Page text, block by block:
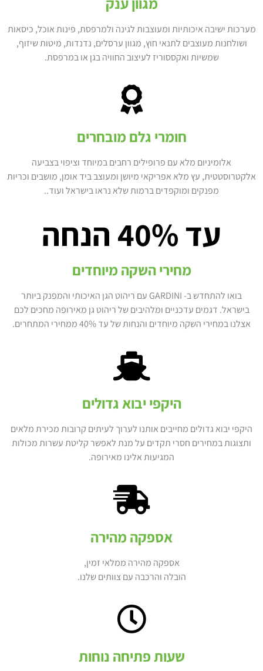
מערכות ישיבה איכותיות ומעוצבות לגינה ולמרפסת, פינות אוכל, כיסאות
ושולחנות מעוצבים לתנאי חוץ, מגוון ערסלים, נדנדות, מיטות שיזוף,
שמשיות ואקססוריז לעיצוב החוויה בגן או במרפסת.
חומרי גלם מובחרים
אלומיניום מלא עם פרופילים רחבים במיוחד וציפוי בצביעה
אלקטרוסטטית, עץ מלא אפריקאי מיושן ומעוצב ביד אומן, מושבים וכריות
מפנקים ומוקפדים ברמות שלא נראו בישראל ועוד..
עד 40% הנחה
מחירי השקה מיוחדים
בואו להתחדש ב- GARDINI עם ריהוט הגן האיכותי והמפנק ביותר
בישראל. דגמים עדכניים ומלהיבים של ריהוט גן מאירופה מחכים לכם
אצלנו במחירי השקה מיוחדים והנחות של עד 40% ממחירי המתחרים.
היקפי יבוא גדולים
היקפי יבוא גדולים מחייבים אותנו לערוך לעיתים קרובות מכירת מלאים
ותצוגות במחירים חסרי תקדים על מנת לאפשר קליטת עשרות מכולות
המגיעות אלינו מאירופה.
אספקה מהירה
אספקה מהירה ממלאי זמין,
הובלה והרכבה עם צוותים שלנו.
שעות פתיחה נוחות